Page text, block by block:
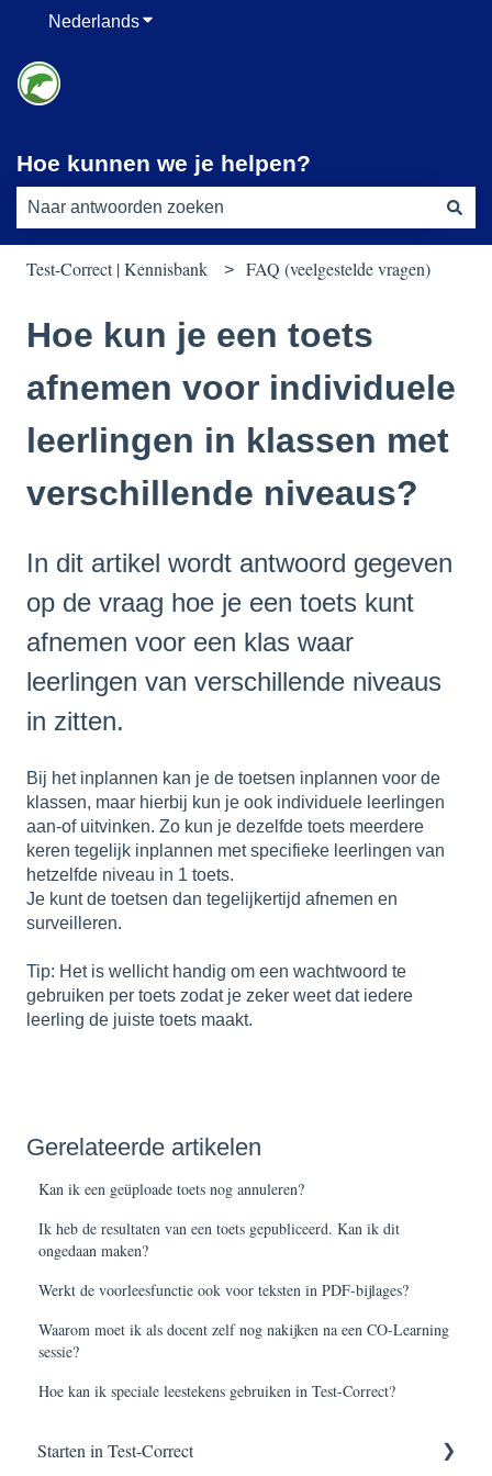
NederlandsSubmenu tonen voor vertalingen
Hoe kunnen we je helpen?
Test-Correct | Kennisbank FAQ (veelgestelde vragen)
Hoe kun je een toets
afnemen voor individuele
leerlingen in klassen met
verschillende niveaus?
In dit artikel wordt antwoord gegeven
op de vraag hoe je een toets kunt
afnemen voor een klas waar
leerlingen van verschillende niveaus
in zitten.
Bij het inplannen kan je de toetsen inplannen voor de
klassen, maar hierbij kun je ook individuele leerlingen
aan-of uitvinken. Zo kun je dezelfde toets meerdere
keren tegelijk inplannen met specifieke leerlingen van
hetzelfde niveau in 1 toets.
Je kunt de toetsen dan tegelijkertijd afnemen en
surveilleren.
Tip: Het is wellicht handig om een wachtwoord te
gebruiken per toets zodat je zeker weet dat iedere
leerling de juiste toets maakt.
Gerelateerde artikelen
Kan ik een geüploade toets nog annuleren?
Ik heb de resultaten van een toets gepubliceerd. Kan ik dit
ongedaan maken?
Werkt de voorleesfunctie ook voor teksten in PDF-bijlages?
Waarom moet ik als docent zelf nog nakijken na een CO-Learning
sessie?
Hoe kan ik speciale leestekens gebruiken in Test-Correct?
Starten in Test-Correct